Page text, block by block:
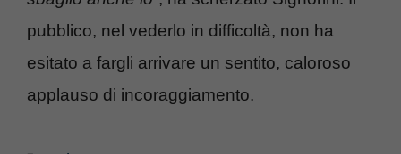
pubblico, nel vederlo in difficoltà, non ha
esitato a fargli arrivare un sentito, caloroso
applauso di incoraggiamento.